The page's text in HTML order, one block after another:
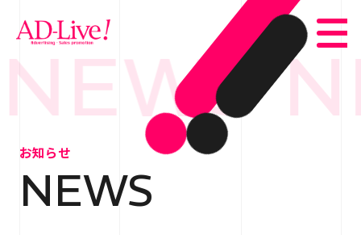
TOP
NEWS お知らせ
お知らせ
NEWS